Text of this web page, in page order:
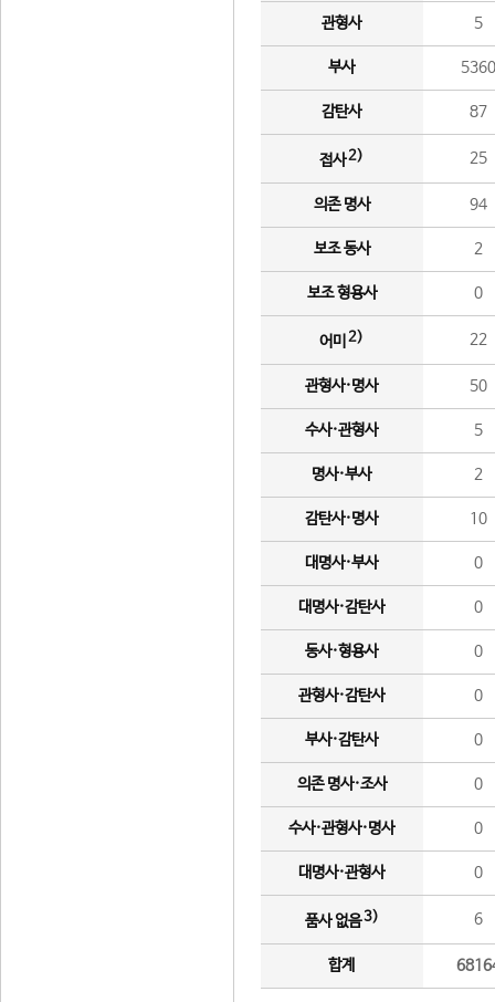
관형사 5
부사 5360
감탄사 87
접사2) 25
의존 명사 94
보조 동사 2
보조 형용사 0
어미 2) 22
관형사·명사 50
수사·관형사 5
명사·부사 2
감탄사·명사 10
대명사·부사 0
대명사·감탄사 0
동사·형용사 0
관형사·감탄사 0
부사·감탄사 0
의존 명사·조사 0
수사·관형사·명사 0
대명사·관형사 0
품사 없음3) 6
합계